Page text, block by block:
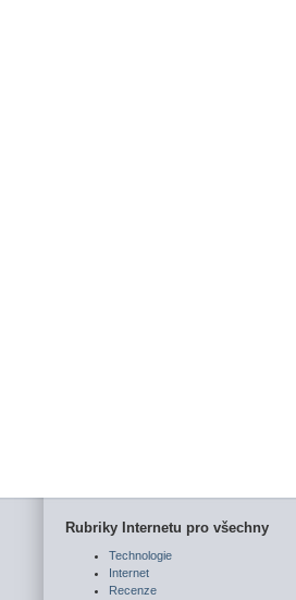
Rubriky Internetu pro všechny
Technologie
Internet
Recenze